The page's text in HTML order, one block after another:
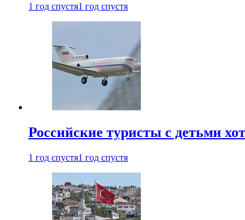
1 год спустя1 год спустя
Российские туристы с детьми
1 год спустя1 год спустя